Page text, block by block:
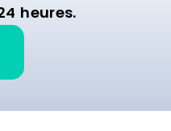
heures.